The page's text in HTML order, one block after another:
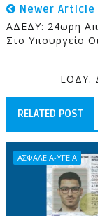
Newer Article
ΑΔΕΔΥ: 24ωρη
Στο Υπουργείο
ΕΟΔΥ.
RELATED POST
ΑΣΦΑΛΕΙΑ-ΥΓΕΙΑ